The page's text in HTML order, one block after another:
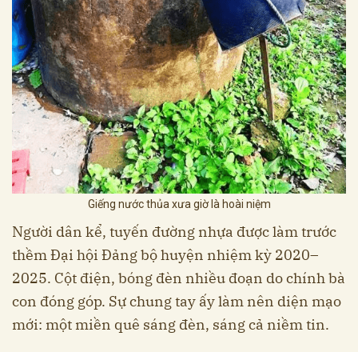
Giếng nước thủa xưa giờ là hoài niệm
Người dân kể, tuyến đường nhựa được làm trước
thềm Đại hội Đảng bộ huyện nhiệm kỳ 2020–
2025. Cột điện, bóng đèn nhiều đoạn do chính bà
con đóng góp. Sự chung tay ấy làm nên diện mạo
mới: một miền quê sáng đèn, sáng cả niềm tin.